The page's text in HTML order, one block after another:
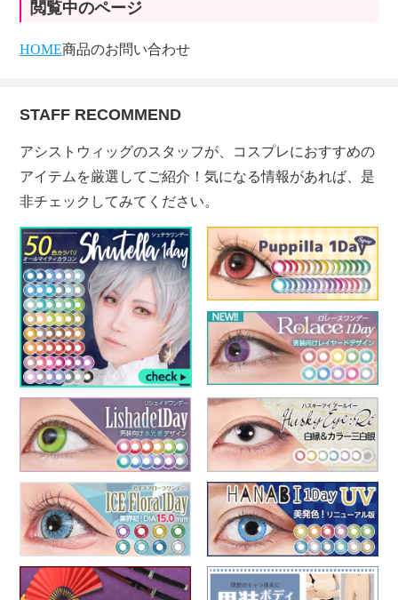
閲覧中のページ
HOME商品のお問い合わせ
STAFF RECOMMEND
アシストウィッグのスタッフが、コスプレにおすすめの
アイテムを厳選してご紹介！気になる情報があれば、是
非チェックしてみてください。